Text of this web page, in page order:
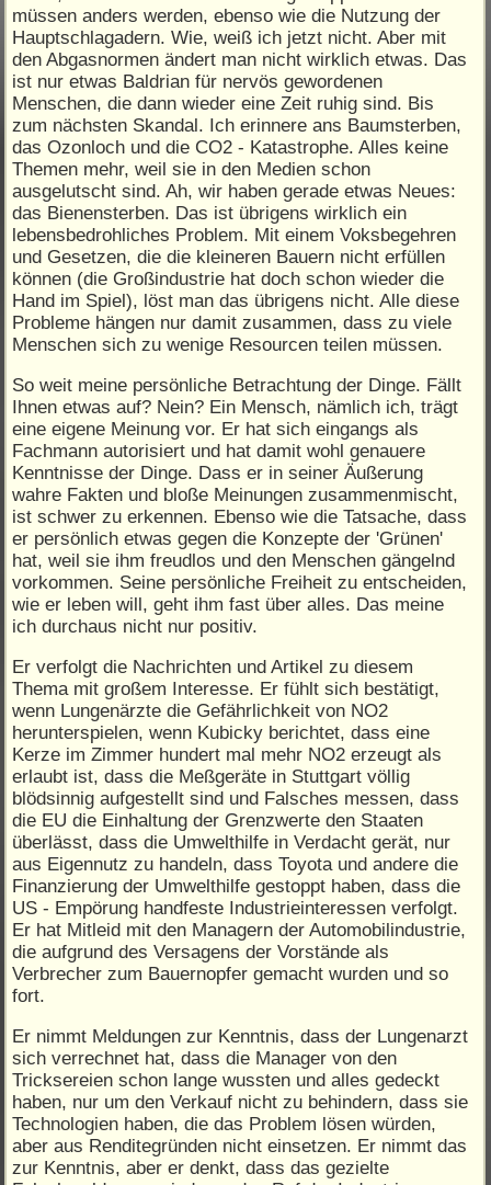
müssen anders werden, ebenso wie die Nutzung der
Hauptschlagadern. Wie, weiß ich jetzt nicht. Aber mit
den Abgasnormen ändert man nicht wirklich etwas. Das
ist nur etwas Baldrian für nervös gewordenen
Menschen, die dann wieder eine Zeit ruhig sind. Bis
zum nächsten Skandal. Ich erinnere ans Baumsterben,
das Ozonloch und die CO2 - Katastrophe. Alles keine
Themen mehr, weil sie in den Medien schon
ausgelutscht sind. Ah, wir haben gerade etwas Neues:
das Bienensterben. Das ist übrigens wirklich ein
lebensbedrohliches Problem. Mit einem Voksbegehren
und Gesetzen, die die kleineren Bauern nicht erfüllen
können (die Großindustrie hat doch schon wieder die
Hand im Spiel), löst man das übrigens nicht. Alle diese
Probleme hängen nur damit zusammen, dass zu viele
Menschen sich zu wenige Resourcen teilen müssen.
So weit meine persönliche Betrachtung der Dinge. Fällt
Ihnen etwas auf? Nein? Ein Mensch, nämlich ich, trägt
eine eigene Meinung vor. Er hat sich eingangs als
Fachmann autorisiert und hat damit wohl genauere
Kenntnisse der Dinge. Dass er in seiner Äußerung
wahre Fakten und bloße Meinungen zusammenmischt,
ist schwer zu erkennen. Ebenso wie die Tatsache, dass
er persönlich etwas gegen die Konzepte der 'Grünen'
hat, weil sie ihm freudlos und den Menschen gängelnd
vorkommen. Seine persönliche Freiheit zu entscheiden,
wie er leben will, geht ihm fast über alles. Das meine
ich durchaus nicht nur positiv.
Er verfolgt die Nachrichten und Artikel zu diesem
Thema mit großem Interesse. Er fühlt sich bestätigt,
wenn Lungenärzte die Gefährlichkeit von NO2
herunterspielen, wenn Kubicky berichtet, dass eine
Kerze im Zimmer hundert mal mehr NO2 erzeugt als
erlaubt ist, dass die Meßgeräte in Stuttgart völlig
blödsinnig aufgestellt sind und Falsches messen, dass
die EU die Einhaltung der Grenzwerte den Staaten
überlässt, dass die Umwelthilfe in Verdacht gerät, nur
aus Eigennutz zu handeln, dass Toyota und andere die
Finanzierung der Umwelthilfe gestoppt haben, dass die
US - Empörung handfeste Industrieinteressen verfolgt.
Er hat Mitleid mit den Managern der Automobilindustrie,
die aufgrund des Versagens der Vorstände als
Verbrecher zum Bauernopfer gemacht wurden und so
fort.
Er nimmt Meldungen zur Kenntnis, dass der Lungenarzt
sich verrechnet hat, dass die Manager von den
Tricksereien schon lange wussten und alles gedeckt
haben, nur um den Verkauf nicht zu behindern, dass sie
Technologien haben, die das Problem lösen würden,
aber aus Renditegründen nicht einsetzen. Er nimmt das
zur Kenntnis, aber er denkt, dass das gezielte